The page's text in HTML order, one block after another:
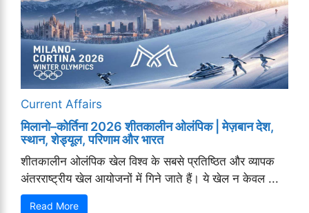
Current Affairs
मिलानो–कोर्तिना 2026 शीतकालीन ओलंपिक | मेज़बान देश,
स्थान, शेड्यूल, परिणाम और भारत
शीतकालीन ओलंपिक खेल विश्व के सबसे प्रतिष्ठित और व्यापक
अंतरराष्ट्रीय खेल आयोजनों में गिने जाते हैं। ये खेल न केवल ...
Read More